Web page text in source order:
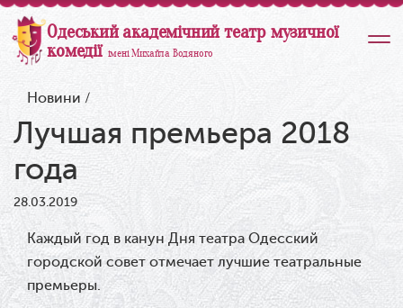
Одеський академічний театр музичної
комедії імені Михайла Водяного
Новини /
Лучшая премьера 2018
года
28.03.2019
Каждый год в канун Дня театра Одесский
городской совет отмечает лучшие театральные
премьеры.